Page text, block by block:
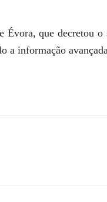
que decretou
a informação